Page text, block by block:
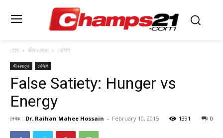
হোম জীবনযাত্রা রেসিপি
জীবনযাত্রা রেসিপি
False Satiety: Hunger vs
Energy
লেখক : Dr. Raihan Mahee Hossain - February 10, 2015 0
1391